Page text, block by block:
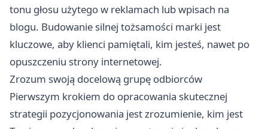
tonu głosu użytego w reklamach lub wpisach na
blogu. Budowanie silnej tożsamości marki jest
kluczowe, aby klienci pamiętali, kim jesteś, nawet po
opuszczeniu strony internetowej.
Zrozum swoją docelową grupę odbiorców
Pierwszym krokiem do opracowania skutecznej
strategii pozycjonowania jest zrozumienie, kim jest